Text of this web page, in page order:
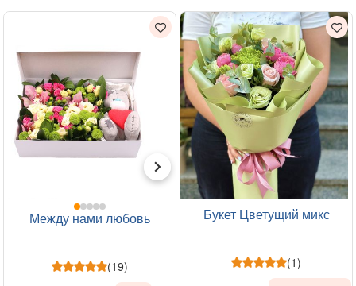
Между нами любовь
(19)
Букет Цветущий микс
(1)